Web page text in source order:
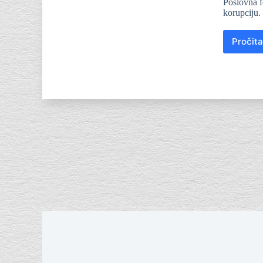
korupciju.